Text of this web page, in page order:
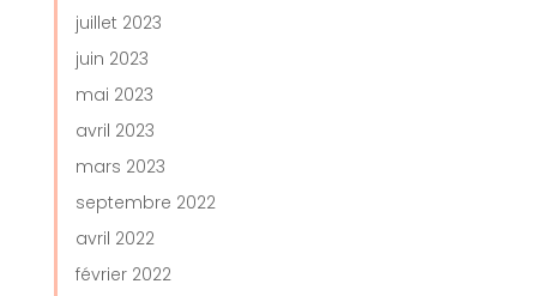
juillet 2023
juin 2023
mai 2023
avril 2023
mars 2023
septembre 2022
avril 2022
février 2022